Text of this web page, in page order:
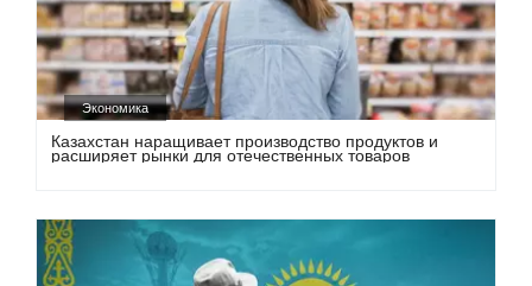
Экономика
Казахстан наращивает производство продуктов и
расширяет рынки для отечественных товаров